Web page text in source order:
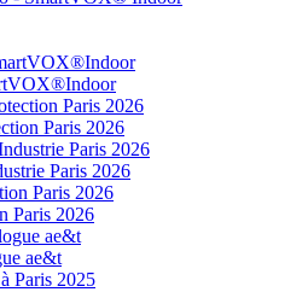
Paris 2026
Paris 2026
Paris 2026
ae&t